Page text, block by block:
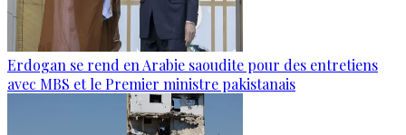
Erdogan se rend en Arabie saoudite pour des entretiens
avec MBS et le Premier ministre pakistanais